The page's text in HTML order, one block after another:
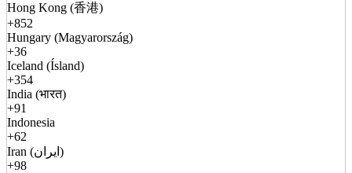
Hong Kong (香港)
+852
Hungary (Magyarország)
+36
Iceland (Ísland)
+354
India (भारत)
+91
Indonesia
+62
Iran (ایران)
+98